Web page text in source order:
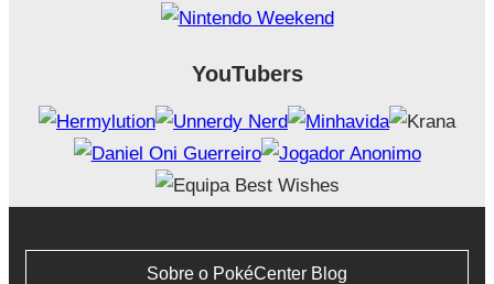
YouTubers
Sobre o PokéCenter Blog